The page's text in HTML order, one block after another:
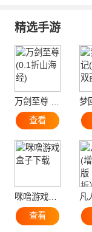
精选手游
查看
咪噜游戏盒子下载
查看